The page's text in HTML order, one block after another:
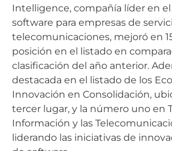
Intelligence, compañía líder en
software para empresas de
telecomunicaciones, mejoró en
posición en el listado en
clasificación del año anterior.
destacada en el listado de los
Innovación en Consolidación,
tercer lugar, y la número uno en
Información y las
liderando las iniciativas de